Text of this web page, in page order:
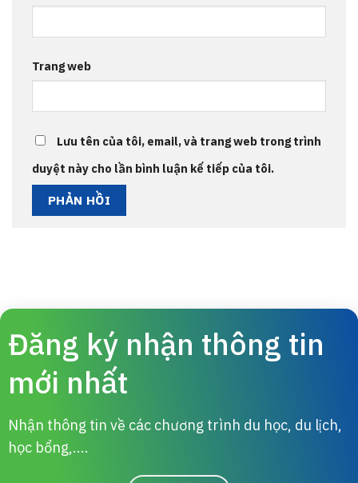
Trang web
Lưu tên của tôi, email, và trang web trong trình
duyệt này cho lần bình luận kế tiếp của tôi.
Đăng ký nhận thông tin
mới nhất
Nhận thông tin về các chương trình du học, du lịch,
học bổng,....